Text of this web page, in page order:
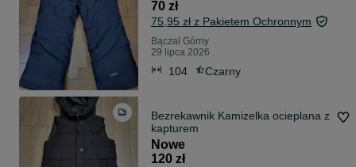
70 zł
75,95 zł z Pakietem Ochronnym
Bączal Górny
29 lipca 2026
104 Czarny
Bezrekawnik Kamizelka ocieplana z
kapturem
Nowe
120 zł